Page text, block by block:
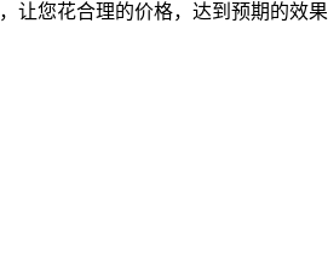
让您花合理的价格，达到预期的效果